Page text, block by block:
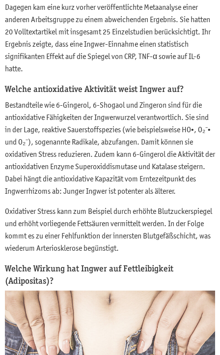
Dagegen kam eine kurz vorher veröffentlichte Metaanalyse einer
anderen Arbeitsgruppe zu einem abweichenden Ergebnis. Sie hatten
20 Volltextartikel mit insgesamt 25 Einzelstudien berücksichtigt. Ihr
Ergebnis zeigte, dass eine Ingwer-Einnahme einen statistisch
signifikanten Effekt auf die Spiegel von CRP, TNF-α sowie auf IL-6
hatte.
Welche antioxidative Aktivität weist Ingwer auf?
Bestandteile wie 6-Gingerol, 6-Shogaol und Zingeron sind für die
antioxidative Fähigkeiten der Ingwerwurzel verantwortlich. Sie sind
in der Lage, reaktive Sauerstoffspezies (wie beispielsweise HO•, O₂⁻•
und O₂⁻), sogenannte Radikale, abzufangen. Damit können sie
oxidativen Stress reduzieren. Zudem kann 6-Gingerol die Aktivität der
antioxidativen Enzyme Superoxiddismutase und Katalase steigern.
Dabei hängt die antioxidative Kapazität vom Erntezeitpunkt des
Ingwerrhizoms ab: Junger Ingwer ist potenter als älterer.
Oxidativer Stress kann zum Beispiel durch erhöhte Blutzuckerspiegel
und erhöht vorliegende Fettsäuren vermittelt werden. In der Folge
kommt es zu einer Fehlfunktion der innersten Blutgefäßschicht, was
wiederum Arteriosklerose begünstigt.
Welche Wirkung hat Ingwer auf Fettleibigkeit
(Adipositas)?